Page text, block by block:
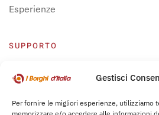
Gestisci
Per fornire le migliori esperienze, utilizziamo
Esperienze
SUPPORTO
Centro Supporto